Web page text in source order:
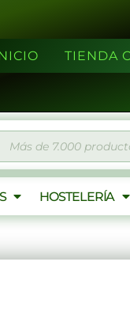
TIENDA
de
HOSTELERÍA